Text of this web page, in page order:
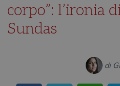
corpo”: l’ironia
Sundas
di